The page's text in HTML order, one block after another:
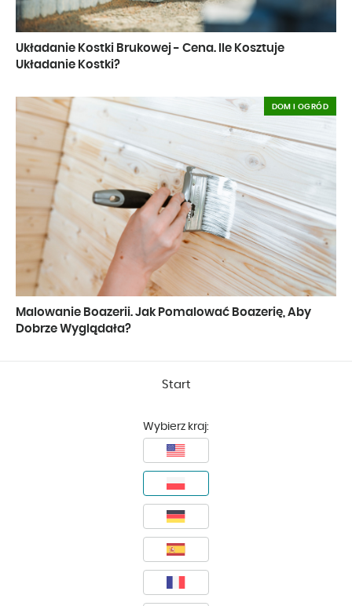
Układanie Kostki Brukowej - Cena. Ile Kosztuje
Układanie Kostki?
Malowanie Boazerii. Jak Pomalować Boazerię, Aby
Dobrze Wyglądała?
DOM I OGRÓD
Start
Wybierz kraj: